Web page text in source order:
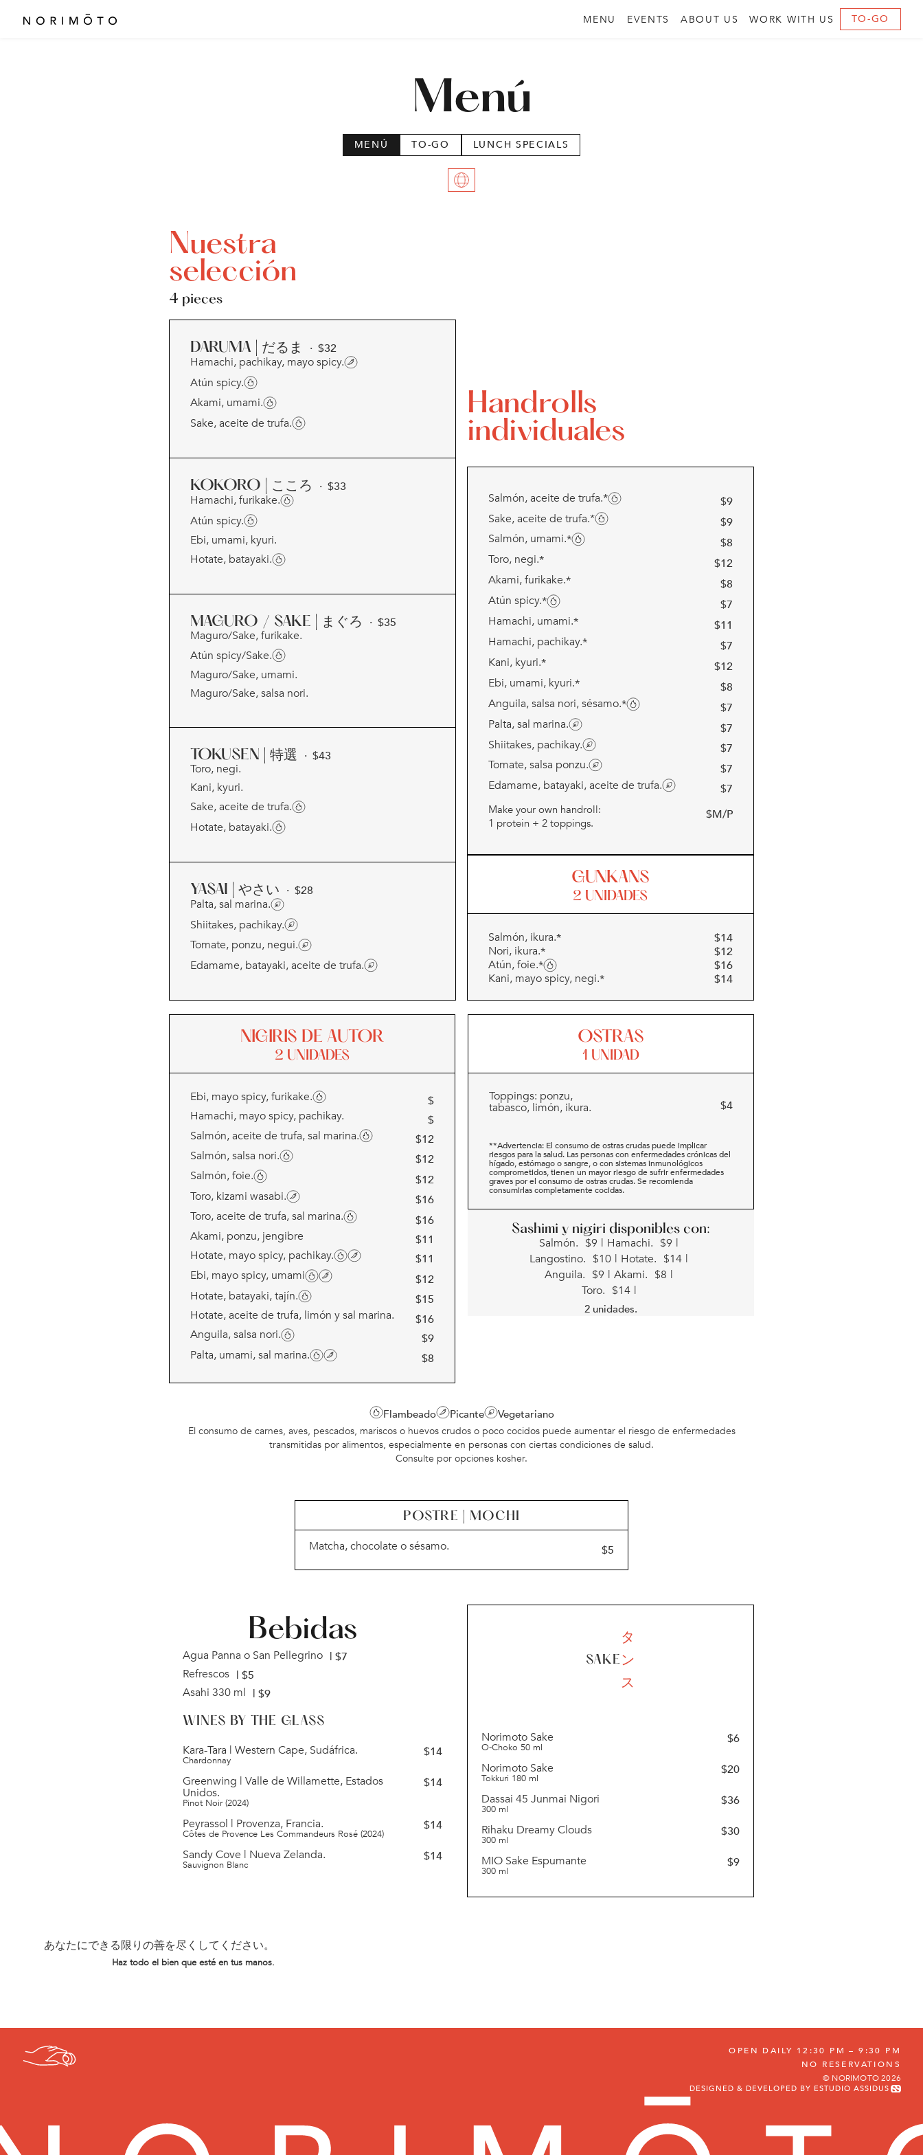
MENU EVENTS ABOUT US WORK WITH US TO-GO
Menú
MENÚ TO-GO LUNCH SPECIALS
Nuestra
selección
4 pieces
DARUMA | だるま · $32
Hamachi, pachikay, mayo spicy.
Atún spicy.
Akami, umami.
Sake, aceite de trufa.
KOKORO | こころ · $33
Hamachi, furikake.
Atún spicy.
Ebi, umami, kyuri.
Hotate, batayaki.
MAGURO / SAKE | まぐろ · $35
Maguro/Sake, furikake.
Atún spicy/Sake.
Maguro/Sake, umami.
Maguro/Sake, salsa nori.
TOKUSEN | 特選 · $43
Toro, negi.
Kani, kyuri.
Sake, aceite de trufa.
Hotate, batayaki.
YASAI | やさい · $28
Palta, sal marina.
Shiitakes, pachikay.
Tomate, ponzu, negui.
Edamame, batayaki, aceite de trufa.
Handrolls
individuales
Salmón, aceite de trufa.* $9
Sake, aceite de trufa.*
$9
Salmón, umami.* $8
Toro, negi.* $12
Akami, furikake.* $8
Atún spicy.* $7
Hamachi, umami.* $11
Hamachi, pachikay.* $7
Kani, kyuri.* $12
Ebi, umami, kyuri.* $8
Anguila, salsa nori, sésamo.* $7
Palta, sal marina.
$7
Shiitakes, pachikay.
$7
Tomate, salsa ponzu.
$7
Edamame, batayaki, aceite de trufa.
$7
Make your own handroll:
1 protein + 2 toppings.
$M/P
GUNKANS
2 UNIDADES
Salmón, ikura.* $14
Nori, ikura.* $12
Atún, foie.* $16
Kani, mayo spicy, negi.* $14
NIGIRIS DE AUTOR
2 UNIDADES
Ebi, mayo spicy, furikake.
$
Hamachi, mayo spicy, pachikay.
$
Salmón, aceite de trufa, sal marina.
$12
Salmón, salsa nori.
$12
Salmón, foie.
$12
Toro, kizami wasabi.
$16
Toro, aceite de trufa, sal marina.
$16
Akami, ponzu, jengibre
$11
Hotate, mayo spicy, pachikay.
$11
Ebi, mayo spicy, umami
$12
Hotate, batayaki, tajín.
$15
Hotate, aceite de trufa, limón y sal marina.
$16
Anguila, salsa nori.
$9
Palta, umami, sal marina.
$8
OSTRAS
1 UNIDAD
Toppings: ponzu,
tabasco, limón, ikura. $4
**Advertencia: El consumo de ostras crudas puede implicar
riesgos para la salud. Las personas con enfermedades crónicas del
hígado, estómago o sangre, o con sistemas inmunológicos
comprometidos, tienen un mayor riesgo de sufrir enfermedades
graves por el consumo de ostras crudas. Se recomienda
consumirlas completamente cocidas.
Sashimi y nigiri disponibles con:
Salmón. $9 | Hamachi. $9 |
Langostino. $10 | Hotate. $14 |
Anguila. $9 | Akami. $8 |
Toro. $14 |
2 unidades.
Flambeado Picante Vegetariano
El consumo de carnes, aves, pescados, mariscos o huevos crudos o poco cocidos puede aumentar el riesgo de enfermedades
transmitidas por alimentos, especialmente en personas con ciertas condiciones de salud.
Consulte por opciones kosher.
POSTRE | MOCHI
Matcha, chocolate o sésamo. $5
Bebidas
Agua Panna o San Pellegrino | $7
Refrescos | $5
Asahi 330 ml | $9
WINES BY THE GLASS
Kara-Tara | Western Cape, Sudáfrica.
Chardonnay
$14
Greenwing | Valle de Willamette, Estados
Unidos.
Pinot Noir (2024)
$14
Peyrassol | Provenza, Francia.
Côtes de Provence Les Commandeurs Rosé (2024)
$14
Sandy Cove | Nueva Zelanda.
Sauvignon Blanc
$14
SAKE
タ
ン
ス
Norimoto Sake
O-Choko 50 ml
$6
Norimoto Sake
Tokkuri 180 ml
$20
Dassai 45 Junmai Nigori
300 ml
$36
Rihaku Dreamy Clouds
300 ml
$30
MIO Sake Espumante
300 ml
$9
あなたにできる限りの善を尽くしてください。
Haz todo el bien que esté en tus manos.
OPEN DAILY 12:30 PM – 9:30 PM
NO RESERVATIONS
© NORIMOTO 2026
DESIGNED & DEVELOPED BY ESTUDIO ASSIDUS